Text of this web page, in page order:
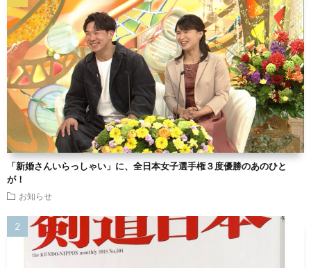
「新婚さんいらっしゃい」に、全日本女子選手権３度優勝のあのひと
が！
お知らせ